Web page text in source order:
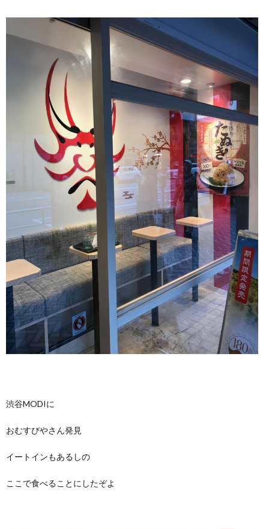
渋谷MODIに
おむすびやさん発見
イートインもあるしの
ここで食べることにしたぞよ